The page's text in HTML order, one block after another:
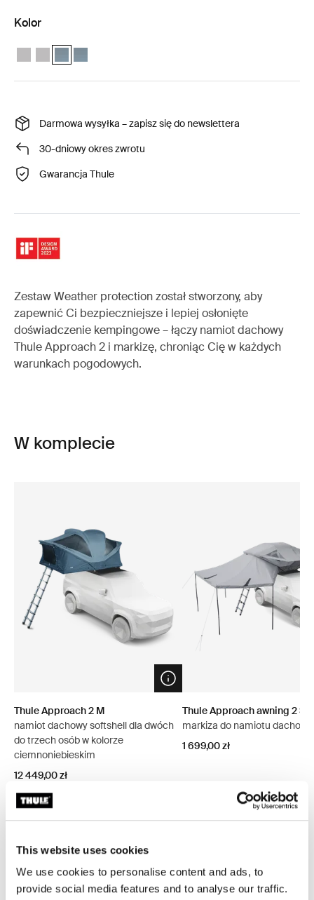
This website uses cookies
We use cookies to personalise content and ads, to
provide social media features and to analyse our traffic.
Kolor
Thule Approach 2 M – zestaw weather protection Szary Ashland
Zestaw ochrony przed warunkami atmosferycznymi Thule
Thule Approach 2 M – zestaw weather protection
Thule Approach 2 L – zestaw weather protection
Darmowa wysyłka – zapisz się do newslettera
30-dniowy okres zwrotu
Gwarancja Thule
Zestaw Weather protection został stworzony, aby
zapewnić Ci bezpieczniejsze i lepiej osłonięte
doświadczenie kempingowe – łączy namiot dachowy
Thule Approach 2 i markizę, chroniąc Cię w każdych
warunkach pogodowych.
W komplecie
Open info modal
Thule Approach 2 M
namiot dachowy softshell dla dwóch
do trzech osób w kolorze
ciemnoniebieskim
12 449,00 zł
Thule Approach awning 2 S/
markiza do namiotu
1 699,00 zł
Przeglądaj pakiety